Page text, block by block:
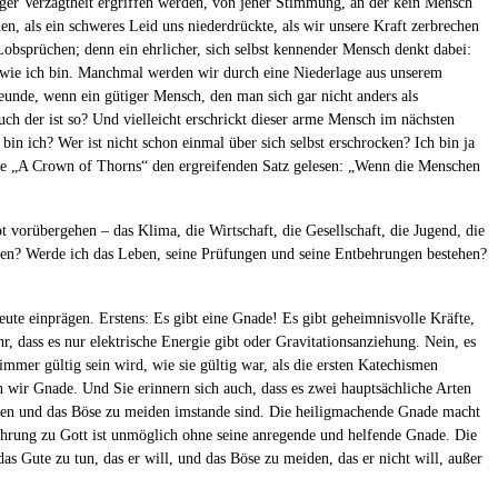
als ein schweres Leid uns niederdrückte, als wir unsere Kraft zerbrechen
denn ein ehrlicher, sich selbst kennender Mensch denkt dabei:
ich bin. Manchmal werden wir durch eine Niederlage aus unserem
wenn ein gütiger Mensch, den man sich gar nicht anders als
der ist so? Und vielleicht erschrickt dieser arme Mensch im nächsten
ich? Wer ist nicht schon einmal über sich selbst erschrocken? Ich bin ja
Crown of Thorns“ den ergreifenden Satz gelesen: „Wenn die Menschen
– das Klima, die Wirtschaft, die Gesellschaft, die Jugend, die
Werde ich das Leben, seine Prüfungen und seine Entbehrungen bestehen?
einprägen. Erstens: Es gibt eine Gnade! Es gibt geheimnisvolle Kräfte,
es nur elektrische Energie gibt oder Gravitationsanziehung. Nein, es
gültig sein wird, wie sie gültig war, als die ersten Katechismen
Gnade. Und Sie erinnern sich auch, dass es zwei hauptsächliche Arten
das Böse zu meiden imstande sind. Die heiligmachende Gnade macht
zu Gott ist unmöglich ohne seine anregende und helfende Gnade. Die
Gute zu tun, das er will, und das Böse zu meiden, das er nicht will, außer